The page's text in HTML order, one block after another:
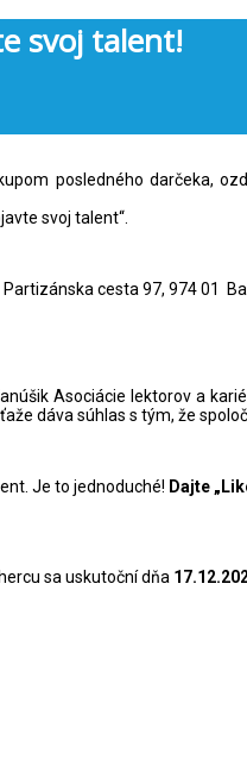
svoj talent!
posledného darčeka,
svoj talent“.
cesta 97, 974 01
Asociácie lektorov a
dáva súhlas s tým, že
Je to jednoduché! Dajte
sa uskutoční dňa